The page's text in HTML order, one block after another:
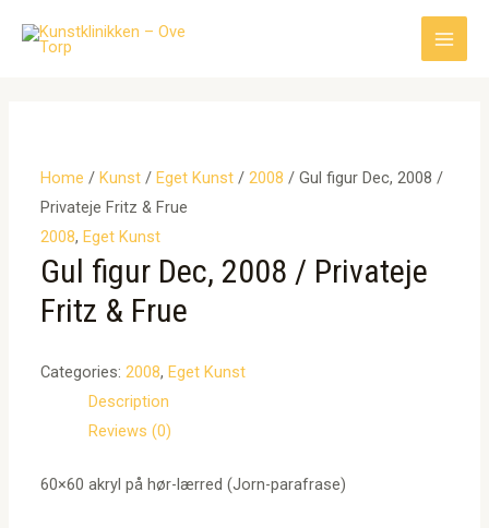
Main
Home /Kunst /Eget Kunst /2008 / Gul figur Dec, 2008 /
Privateje Fritz & Frue
2008,Eget Kunst
Gul figur Dec, 2008 / Privateje
Fritz & Frue
Categories:2008,Eget Kunst
Description
Reviews (0)
60×60 akryl på hør-lærred (Jorn-parafrase)